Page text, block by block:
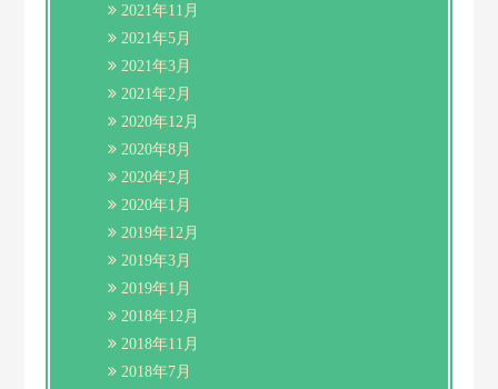
2021年11月
2021年5月
2021年3月
2021年2月
2020年12月
2020年8月
2020年2月
2020年1月
2019年12月
2019年3月
2019年1月
2018年12月
2018年11月
2018年7月